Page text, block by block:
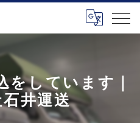
をしています｜
井運送